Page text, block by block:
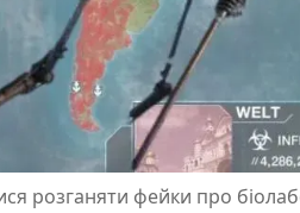
розганяти фейки про